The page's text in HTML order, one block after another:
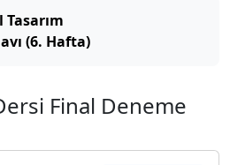
Tasarım
(6. Hafta)
Final Deneme